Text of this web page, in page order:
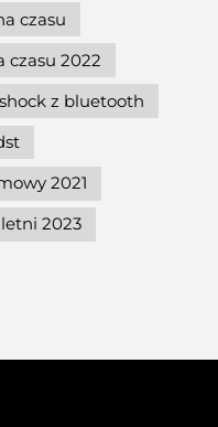
czasu
czasu 2022
z bluetooth
2021
2023